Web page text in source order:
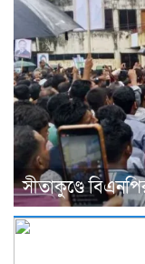
সীতাকুণ্ডে